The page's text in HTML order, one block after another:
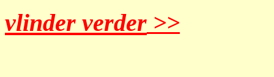
vlinder verder >>